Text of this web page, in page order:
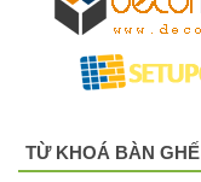
TỪ KHOÁ BÀN GHẾ